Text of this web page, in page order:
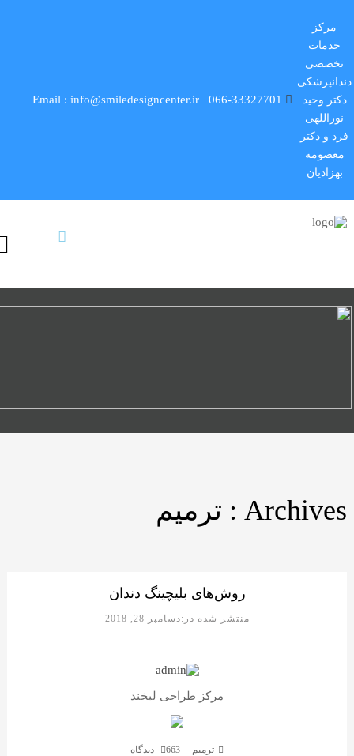
مرکز
خدمات
تخصصی
دندانپزشکی
دکتر وحید
نوراللهی
فرد و دکتر
معصومه
بهزادیان
Archives : ترمیم
روش‌های بلیچینگ دندان
منتشر شده در:دسامبر 28, 2018
مرکز طراحی لبخند
ترمیم 663 دیدگاه